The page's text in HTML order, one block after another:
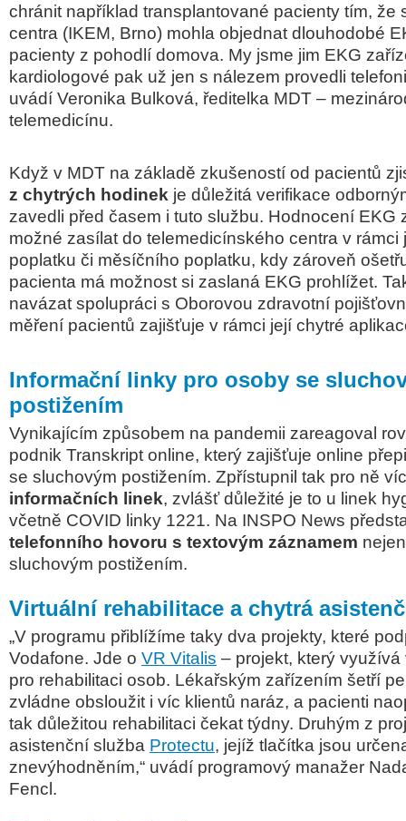
chránit například transplantované pacienty tím, že
centra (IKEM, Brno) mohla objednat dlouhodobé
pacienty z pohodlí domova. My jsme jim EKG
kardiologové pak už jen s nálezem provedli
uvádí Veronika Bulková, ředitelka MDT –
telemedicínu.
Když v MDT na základě zkušeností od pacientů
z chytrých hodinek je důležitá verifikace
zavedli před časem i tuto službu. Hodnocení EKG
možné zasílat do telemedicínského centra v rámci
poplatku či měsíčního poplatku, kdy zároveň
pacienta má možnost si zaslaná EKG prohlížet.
navázat spolupráci s Oborovou zdravotní
měření pacientů zajišťuje v rámci její chytré
Informační linky pro osoby se
postižením
Vynikajícím způsobem na pandemii zareagoval
podnik Transkript online, který zajišťuje online
se sluchovým postižením. Zpřístupnil tak pro ně
informačních linek, zvlášť důležité je to u linek
včetně COVID linky 1221. Na INSPO News
telefonního hovoru s textovým záznamem
sluchovým postižením.
Virtuální rehabilitace a chytrá
„V programu přiblížíme taky dva projekty, které
Vodafone. Jde o VR Vitalis – projekt, který využívá
pro rehabilitaci osob. Lékařským zařízením šetří
zvládne obsloužit i víc klientů naráz, a pacienti
tak důležitou rehabilitaci čekat týdny. Druhým z
asistenční služba Protectu, jejíž tlačítka jsou
znevýhodněním,“ uvádí programový manažer
Fencl.